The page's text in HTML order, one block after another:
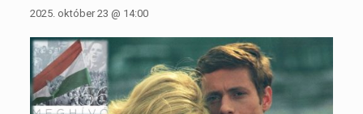
2025. október 23 @ 14:00